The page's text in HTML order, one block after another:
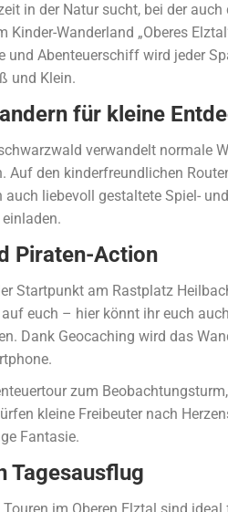
in der Natur sucht, bei der
Kinder-Wanderland „Oberes
und Abenteuerschiff wird jeder
und Klein.
für kleine
verwandelt normale
Auf den kinderfreundlichen
liebevoll gestaltete Spiel-
Piraten-Action
Startpunkt am Rastplatz
euch – hier könnt ihr euch
Dank Geocaching wird das
zum
kleine Freibeuter nach
Fantasie.
Tagesausflug